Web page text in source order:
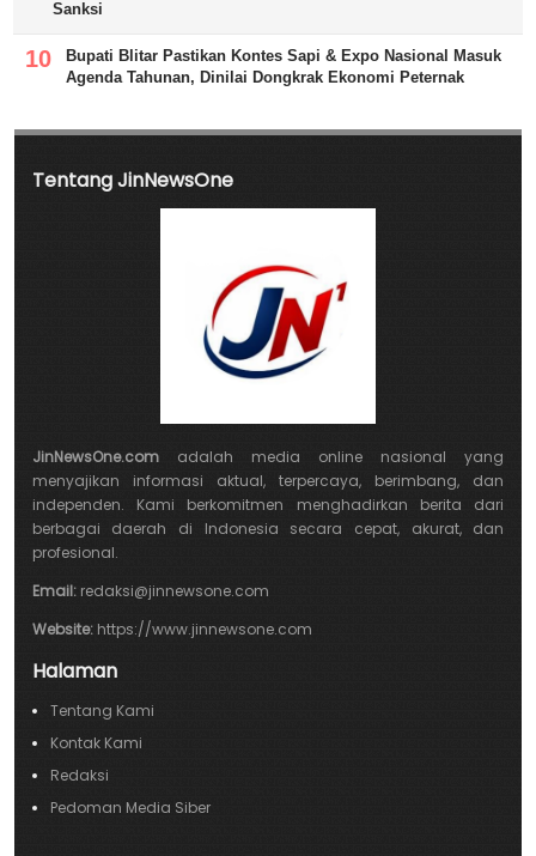
Sanksi
Bupati Blitar Pastikan Kontes Sapi & Expo Nasional Masuk
Agenda Tahunan, Dinilai Dongkrak Ekonomi Peternak
Tentang JinNewsOne
JinNewsOne.comadalah media online nasional yang
menyajikan informasi aktual, terpercaya, berimbang, dan
independen. Kami berkomitmen menghadirkan berita dari
berbagai daerah di Indonesia secara cepat, akurat, dan
profesional.
Email:redaksi@jinnewsone.com
Website:https://www.jinnewsone.com
Halaman
Tentang Kami
Kontak Kami
Redaksi
Pedoman Media Siber